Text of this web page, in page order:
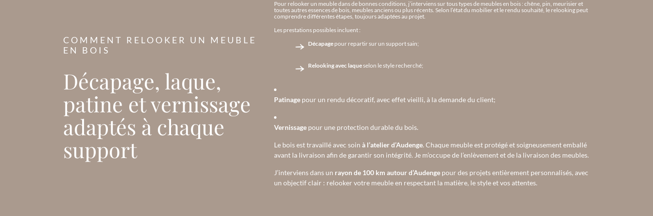
COMMENT RELOOKER UN MEUBLE
EN BOIS
Décapage, laque,
patine et vernissage
adaptés à chaque
support
Pour relooker un meuble dans de bonnes conditions, j’interviens sur tous types de meubles en bois : chêne, pin, meurisier et
toutes autres essences de bois, meubles anciens ou plus récents. Selon l’état du mobilier et le rendu souhaité, le relooking peut
comprendre différentes étapes, toujours adaptées au projet.
Les prestations possibles incluent :
Décapagepour repartir sur un support sain;
Relooking avec laqueselon le style recherché;
Patinagepour un rendu décoratif, avec effet vieilli, à la demande du client;
Vernissagepour une protection durable du bois.
Le bois est travaillé avec soin à l’atelier d’Audenge. Chaque meuble est protégé et soigneusement emballé
avant la livraison afin de garantir son intégrité. Je m’occupe de l’enlèvement et de la livraison des meubles.
J’interviens dans un rayon de 100 km autour d’Audengepour des projets entièrement personnalisés, avec
un objectif clair : relooker votre meuble en respectant la matière, le style et vos attentes.